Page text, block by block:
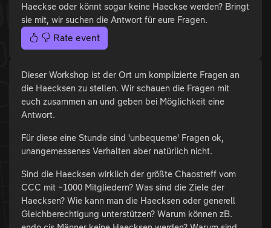
Haeckse oder könnt sogar keine Haeckse werden? Bringt
sie mit, wir suchen die Antwort für eure Fragen.
Rate event
Dieser Workshop ist der Ort um komplizierte Fragen an
die Haecksen zu stellen. Wir schauen die Fragen mit
euch zusammen an und geben bei Möglichkeit eine
Antwort.
Für diese eine Stunde sind 'unbequeme' Fragen ok,
unangemessenes Verhalten aber natürlich nicht.
Sind die Haecksen wirklich der größte Chaostreff vom
CCC mit ~1000 Mitgliedern? Was sind die Ziele der
Haecksen? Wie kann man die Haecksen oder generell
Gleichberechtigung unterstützen? Warum können zB.